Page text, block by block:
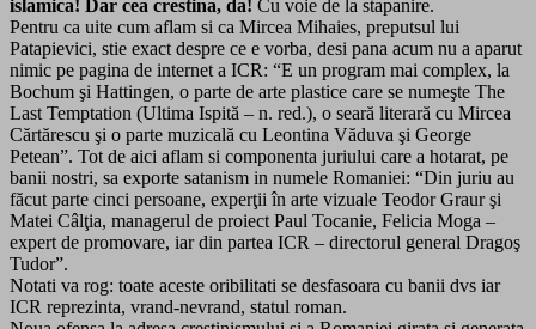
islamica! Dar cea crestina, da! Cu voie de la stapanire.
Pentru ca uite cum aflam si ca Mircea Mihaies, preputsul lui
Patapievici, stie exact despre ce e vorba, desi pana acum nu a aparut
nimic pe pagina de internet a ICR: “E un program mai complex, la
Bochum şi Hattingen, o parte de arte plastice care se numeşte The
Last Temptation (Ultima Ispită – n. red.), o seară literară cu Mircea
Cărtărescu şi o parte muzicală cu Leontina Văduva şi George
Petean”. Tot de aici aflam si componenta juriului care a hotarat, pe
banii nostri, sa exporte satanism in numele Romaniei: “Din juriu au
făcut parte cinci persoane, experţii în arte vizuale Teodor Graur şi
Matei Câlţia, managerul de proiect Paul Tocanie, Felicia Moga –
expert de promovare, iar din partea ICR – directorul general Dragoş
Tudor”.
Notati va rog: toate aceste oribilitati se desfasoara cu banii dvs iar
ICR reprezinta, vrand-nevrand, statul roman.